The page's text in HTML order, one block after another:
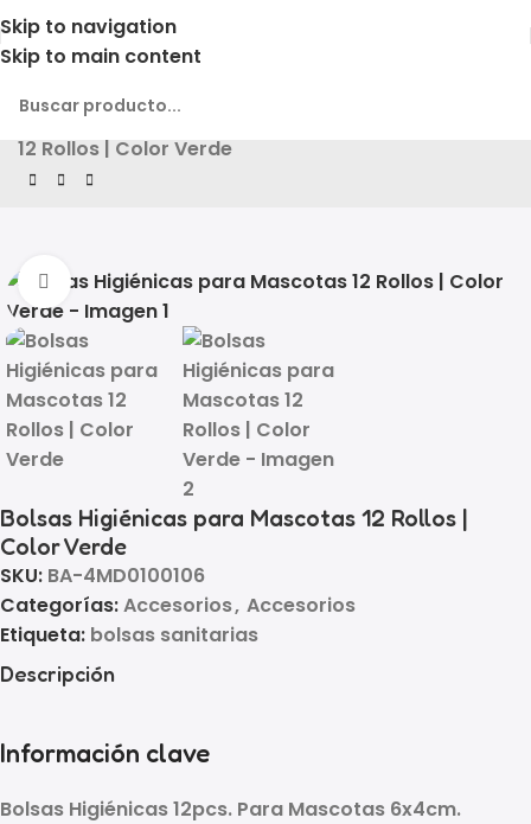
Skip to navigation
Skip to main content
Inicio Producto Bolsas Higiénicas para Mascotas
12 Rollos | Color Verde
Click to enlarge
Bolsas Higiénicas para Mascotas 12 Rollos |
Color Verde
SKU: BA-4MD0100106
Categorías:Accesorios, Accesorios
Etiqueta: bolsas sanitarias
Descripción
Información clave
Bolsas Higiénicas 12pcs. Para Mascotas 6x4cm.